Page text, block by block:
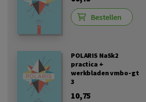
Bestellen
POLARIS NaSk2
practica +
werkbladen vmbo-gt
3
10,75